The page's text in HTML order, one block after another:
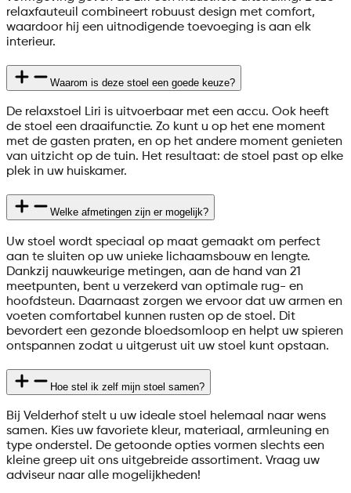
relaxfauteuil combineert robuust design met comfort,
waardoor hij een uitnodigende toevoeging is aan elk
interieur.
Waarom is deze stoel een goede keuze?
De relaxstoel Liri is uitvoerbaar met een accu. Ook heeft
de stoel een draaifunctie. Zo kunt u op het ene moment
met de gasten praten, en op het andere moment genieten
van uitzicht op de tuin. Het resultaat: de stoel past op elke
plek in uw huiskamer.
Welke afmetingen zijn er mogelijk?
Uw stoel wordt speciaal op maat gemaakt om perfect
aan te sluiten op uw unieke lichaamsbouw en lengte.
Dankzij nauwkeurige metingen, aan de hand van 21
meetpunten, bent u verzekerd van optimale rug- en
hoofdsteun. Daarnaast zorgen we ervoor dat uw armen en
voeten comfortabel kunnen rusten op de stoel. Dit
bevordert een gezonde bloedsomloop en helpt uw spieren
ontspannen zodat u uitgerust uit uw stoel kunt opstaan.
Hoe stel ik zelf mijn stoel samen?
Bij Velderhof stelt u uw ideale stoel helemaal naar wens
samen. Kies uw favoriete kleur, materiaal, armleuning en
type onderstel. De getoonde opties vormen slechts een
kleine greep uit ons uitgebreide assortiment. Vraag uw
adviseur naar alle mogelijkheden!